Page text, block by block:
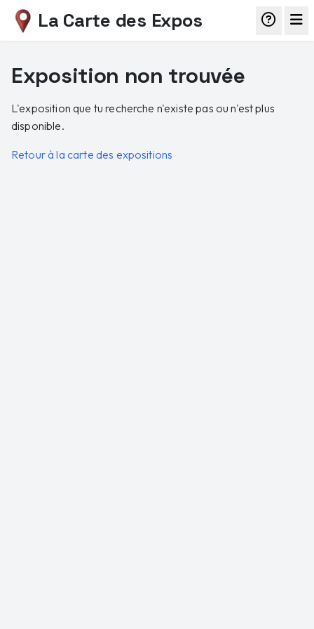
La Carte des Expos
Exposition non trouvée
L'exposition que tu recherche n'existe pas ou n'est plus
disponible.
Retour à la carte des expositions